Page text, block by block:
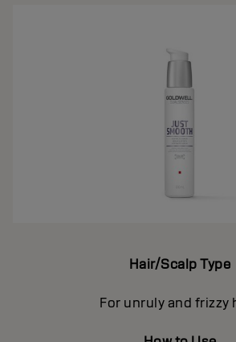
Hair/Scalp Type
For unruly and frizzy